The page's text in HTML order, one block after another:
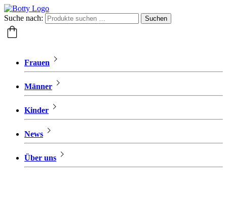
Suche nach: Suchen
Frauen
Männer
Kinder
News
Über uns